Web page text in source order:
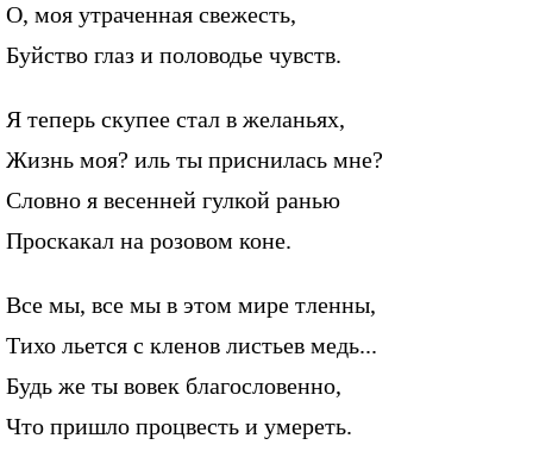
О, моя утраченная свежесть,
Буйство глаз и половодье чувств.
Я теперь скупее стал в желаньях,
Жизнь моя? иль ты приснилась мне?
Словно я весенней гулкой ранью
Проскакал на розовом коне.
Все мы, все мы в этом мире тленны,
Тихо льется с кленов листьев медь...
Будь же ты вовек благословенно,
Что пришло процвесть и умереть.